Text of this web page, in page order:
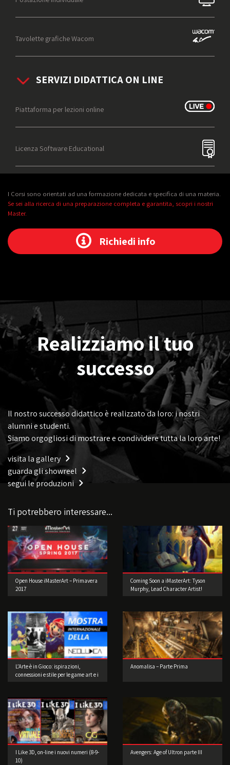
Tavolette grafiche Wacom
SERVIZI DIDATTICA ON LINE
Piattaforma per lezioni online
Licenza Software Educational
I Corsi sono orientati ad una formazione dedicata e specifica di una materia.
Se sei alla ricerca di una preparazione completa e garantita, scopri i nostri
Master.
Richiedi info
Realizziamo il tuo
successo
Il nostro successo didattico è realizzato da loro: i nostri
alumni e studenti.
Siamo orgogliosi di mostrare e condividere tutta la loro arte!
visita la gallery
guarda gli showreel
segui le produzioni
Ti potrebbero interessare...
Open House iMasterArt – Primavera
2017
Coming Soon a iMasterArt: Tyson
Murphy, Lead Character Artist!
L’Arte è in Gioco: ispirazioni,
connessioni e stile per le game art e i
Anomalisa – Parte Prima
I Like 3D, on-line i nuovi numeri (8-9-
10)
Avengers: Age of Ultron parte III